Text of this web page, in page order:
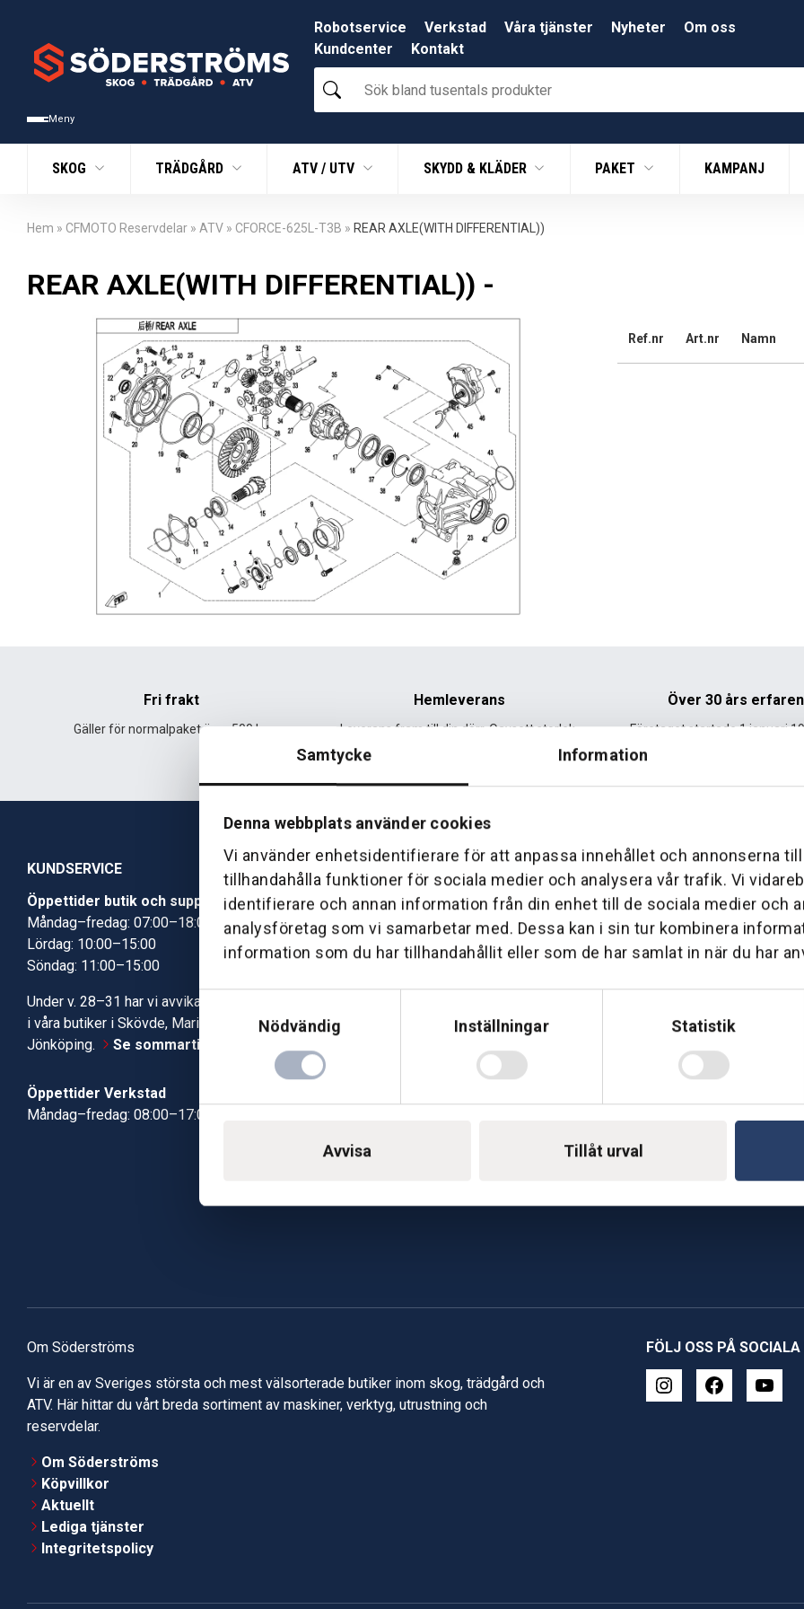
Samtycke Information
Denna webbplats använder cookies
Vi använder enhetsidentifierare för att anpassa innehållet och annonserna till
tillhandahålla funktioner för sociala medier och analysera vår trafik. Vi
identifierare och annan information från din enhet till de sociala medier och
analysföretag som vi samarbetar med. Dessa kan i sin tur kombinera
information som du har tillhandahållit eller som de har samlat in när du har
Samtyckesval
Nödvändig
Inställningar Statistik
Avvisa Tillåt urval
Meny
Robotservice Verkstad Våra tjänster Nyheter
Om oss
Kundcenter
Kontakt
Sök
bland
produkter
SKOG TRÄDGÅRD ATV / UTV SKYDD & KLÄDER PAKET KAMPANJ
Hem » CFMOTO Reservdelar » ATV » CFORCE-625L-T3B » REAR AXLE(WITH DIFFERENTIAL))
REAR AXLE(WITH DIFFERENTIAL)) -
Ref.nr Art.nr Namn
Fri frakt
Gäller för normalpaket över 500 kr.
Hemleverans
Leverans fram till din dörr. Oavsett storlek.
Över 30 års
Företaget startade 1 januari
KUNDSERVICE
Öppettider butik och support
Måndag–fredag: 07:00–18:00
Lördag: 10:00–15:00
Söndag: 11:00–15:00
Under v. 28–31 har vi avvikande öppettider
i våra butiker i Skövde, Mariestad och
Jönköping.
Se sommartiderna här
Öppettider Verkstad
Måndag–fredag: 08:00–17:00
Butik Skövde
Butik Jönköping
Kundcenter
Boka tid i verkstad
Telefon: 0500-414
E-mail:
Gå till vår
Om Söderströms
Vi är en av Sveriges största och mest välsorterade butiker inom skog, trädgård och
ATV. Här hittar du vårt breda sortiment av maskiner, verktyg, utrustning och
reservdelar.
Om Söderströms
Köpvillkor
Aktuellt
Lediga tjänster
Integritetspolicy
FÖLJ OSS PÅ SOCIALA